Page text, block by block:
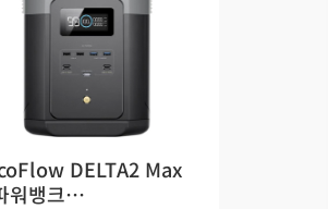
DELTA2 Max
워뱅크…